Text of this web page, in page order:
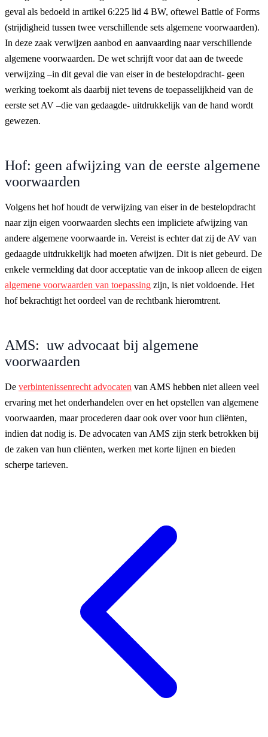
geval als bedoeld in artikel 6:225 lid 4 BW, oftewel Battle of Forms
(strijdigheid tussen twee verschillende sets algemene voorwaarden).
In deze zaak verwijzen aanbod en aanvaarding naar verschillende
algemene voorwaarden. De wet schrijft voor dat aan de tweede
verwijzing –in dit geval die van eiser in de bestelopdracht- geen
werking toekomt als daarbij niet tevens de toepasselijkheid van de
eerste set AV –die van gedaagde- uitdrukkelijk van de hand wordt
gewezen.
Hof: geen afwijzing van de eerste algemene
voorwaarden
Volgens het hof houdt de verwijzing van eiser in de bestelopdracht
naar zijn eigen voorwaarden slechts een impliciete afwijzing van
andere algemene voorwaarde in. Vereist is echter dat zij de AV van
gedaagde uitdrukkelijk had moeten afwijzen. Dit is niet gebeurd. De
enkele vermelding dat door acceptatie van de inkoop alleen de eigen
algemene voorwaarden van toepassing zijn, is niet voldoende. Het
hof bekrachtigt het oordeel van de rechtbank hieromtrent.
AMS: uw advocaat bij algemene
voorwaarden
De verbintenissenrecht advocaten van AMS hebben niet alleen veel
ervaring met het onderhandelen over en het opstellen van algemene
voorwaarden, maar procederen daar ook over voor hun cliënten,
indien dat nodig is. De advocaten van AMS zijn sterk betrokken bij
de zaken van hun cliënten, werken met korte lijnen en bieden
scherpe tarieven.